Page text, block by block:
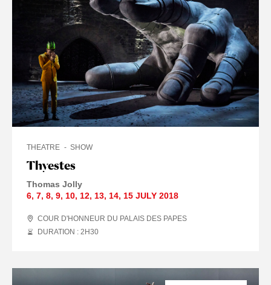
Thyestes
THEATRE SHOW
Thomas Jolly
6, 7, 8, 9, 10, 12, 13, 14, 15 JULY 2018
COUR D'HONNEUR DU PALAIS DES PAPES
DURATION : 2 H30